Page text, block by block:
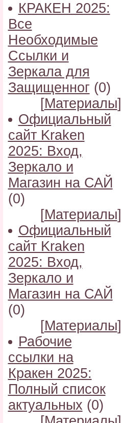
КРАКЕН 2025:
Все
Необходимые
Ссылки и
Зеркала для
Защищенног (0)
[Материалы]
Официальный
сайт Kraken
2025: Вход,
Зеркало и
Магазин на САЙ
(0)
[Материалы]
Официальный
сайт Kraken
2025: Вход,
Зеркало и
Магазин на САЙ
(0)
[Материалы]
Рабочие
ссылки на
Кракен 2025:
Полный список
актуальных (0)